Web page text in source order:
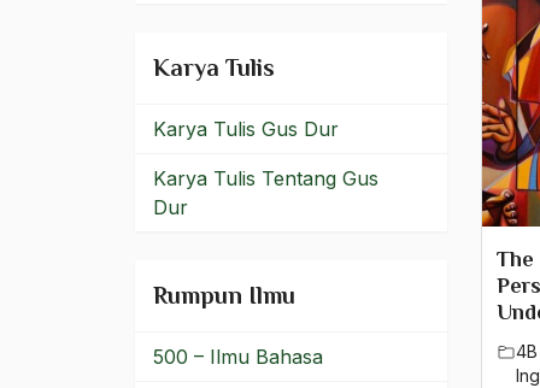
The
Karya Tulis
Karya Tulis Gus Dur
Karya Tulis Tentang Gus
Dur
Rumpun Ilmu
500 – Ilmu Bahasa
Final
fiqh
Fiqih
Formalisasi Agama